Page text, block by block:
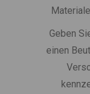
Geben
einen